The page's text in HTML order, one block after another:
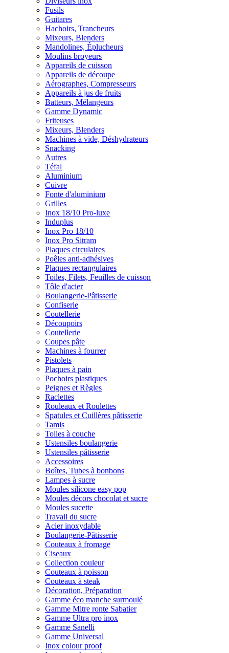
Fusils
Guitares
Hachoirs, Trancheurs
Mixeurs, Blenders
Mandolines, Éplucheurs
Moulins broyeurs
Appareils de cuisson
Appareils de découpe
Aérographes, Compresseurs
Appareils à jus de fruits
Batteurs, Mélangeurs
Gamme Dynamic
Friteuses
Mixeurs, Blenders
Machines à vide, Déshydrateurs
Snacking
Autres
Téfal
Aluminium
Cuivre
Fonte d'aluminium
Grilles
Inox 18/10 Pro-luxe
Induplus
Inox Pro 18/10
Inox Pro Sitram
Plaques circulaires
Poêles anti-adhésives
Plaques rectangulaires
Toiles, Filets, Feuilles de cuisson
Tôle d'acier
Boulangerie-Pâtisserie
Confiserie
Coutellerie
Découpoirs
Coutellerie
Coupes pâte
Machines à fourrer
Pistolets
Plaques à pain
Pochoirs plastiques
Peignes et Règles
Raclettes
Rouleaux et Roulettes
Spatules et Cuillères pâtisserie
Tamis
Toiles à couche
Ustensiles boulangerie
Ustensiles pâtisserie
Accessoires
Boîtes, Tubes à bonbons
Lampes à sucre
Moules silicone easy pop
Moules décors chocolat et sucre
Moules sucette
Travail du sucre
Acier inoxydable
Boulangerie-Pâtisserie
Couteaux à fromage
Ciseaux
Collection couleur
Couteaux à poisson
Couteaux à steak
Décoration, Préparation
Gamme éco manche surmoulé
Gamme Mitre ronte Sabatier
Gamme Ultra pro inox
Gamme Sanelli
Gamme Universal
Inox colour proof